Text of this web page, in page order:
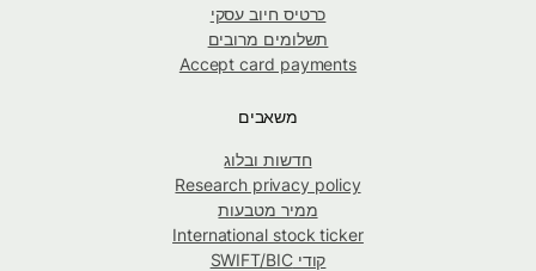
כרטיס חיוב עסקי
תשלומים מרובים
Accept card payments
משאבים
חדשות ובלוג
Research privacy policy
ממיר מטבעות
International stock ticker
קודי SWIFT/BIC